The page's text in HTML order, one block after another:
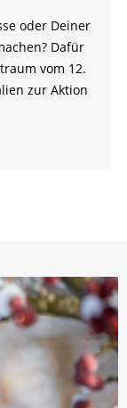
oder Deiner
Dafür
vom 12.
zur Aktion